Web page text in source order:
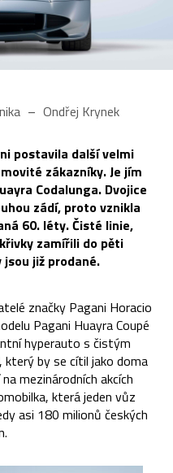
Ondřej Krynek
postavila další velmi
zákazníky. Je jím
Codalunga. Dvojice
zádí, proto vznikla
60. léty. Čisté linie,
zamířili do pěti
již prodané.
značky Pagani Horacio
Pagani Huayra Coupé
hyperauto s čistým
který by se cítil jako doma
mezinárodních akcích
která jeden vůz
asi 180 milionů českých